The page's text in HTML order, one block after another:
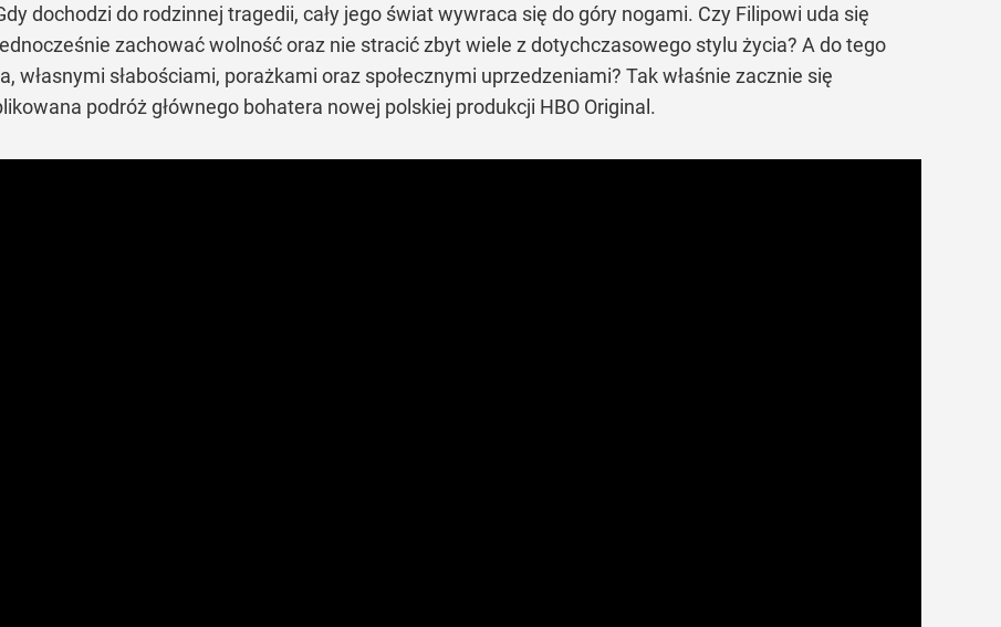
dochodzi do rodzinnej tragedii, cały jego świat wywraca się do góry nogami. Czy Filipowi uda się
zachować wolność oraz nie stracić zbyt wiele z dotychczasowego stylu życia? A do tego
własnymi słabościami, porażkami oraz społecznymi uprzedzeniami? Tak właśnie zacznie się
podróż głównego bohatera nowej polskiej produkcji HBO Original.